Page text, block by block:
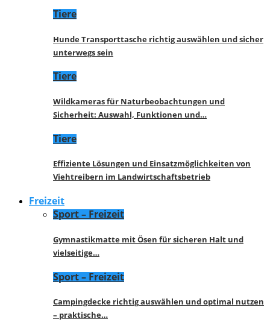
Tiere
Hunde Transporttasche richtig auswählen und sicher
unterwegs sein
Tiere
Wildkameras für Naturbeobachtungen und
Sicherheit: Auswahl, Funktionen und…
Tiere
Effiziente Lösungen und Einsatzmöglichkeiten von
Viehtreibern im Landwirtschaftsbetrieb
Freizeit
Sport – Freizeit
Gymnastikmatte mit Ösen für sicheren Halt und
vielseitige…
Sport – Freizeit
Campingdecke richtig auswählen und optimal nutzen
– praktische…